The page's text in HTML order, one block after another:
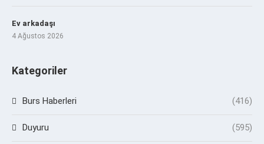
Ev arkadaşı
4 Ağustos 2026
Kategoriler
Burs Haberleri (416)
Duyuru (595)